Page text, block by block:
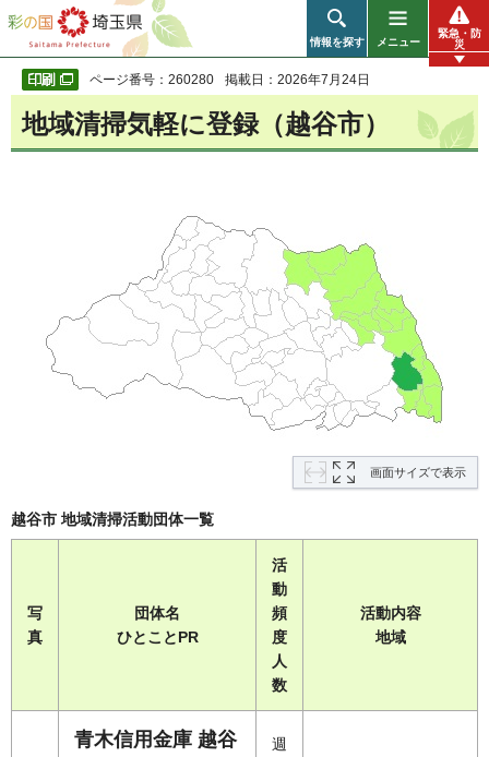
彩の国 埼玉県
情報を探す メニュー
緊急・防
災
ページ番号：260280 掲載日：2026年7月24日
地域清掃気軽に登録（越谷市）
画面サイズで表示
越谷市 地域清掃活動団体一覧
写
真
団体名
ひとことPR
活
動
頻
度
人
数
活動内容
地域
青木信用金庫 越谷
週